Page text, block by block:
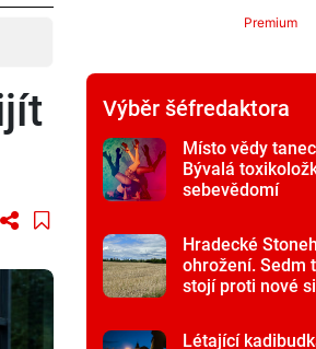
Premium
Výběr šéfredaktora
Místo vědy
Bývalá
sebevědomí
Hradecké
ohrožení. Sedm
stojí proti nové
Létající